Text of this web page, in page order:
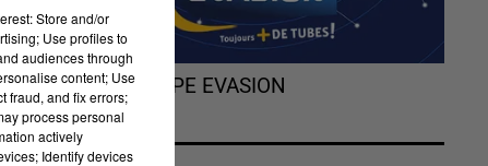
L'HOROSCOPE EVASION
Store and/or
Use profiles to
audiences through
content; Use
fraud, and fix errors;
process personal
actively
Identify devices